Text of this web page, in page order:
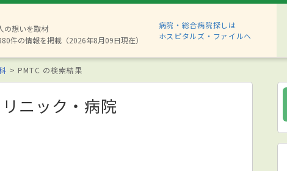
の想いを取材
件の情報を掲載（2026年8月09日現在）
病院・総合病院探しは
ホスピタルズ・ファイルへ
PMTC の検索結果
ニック・病院